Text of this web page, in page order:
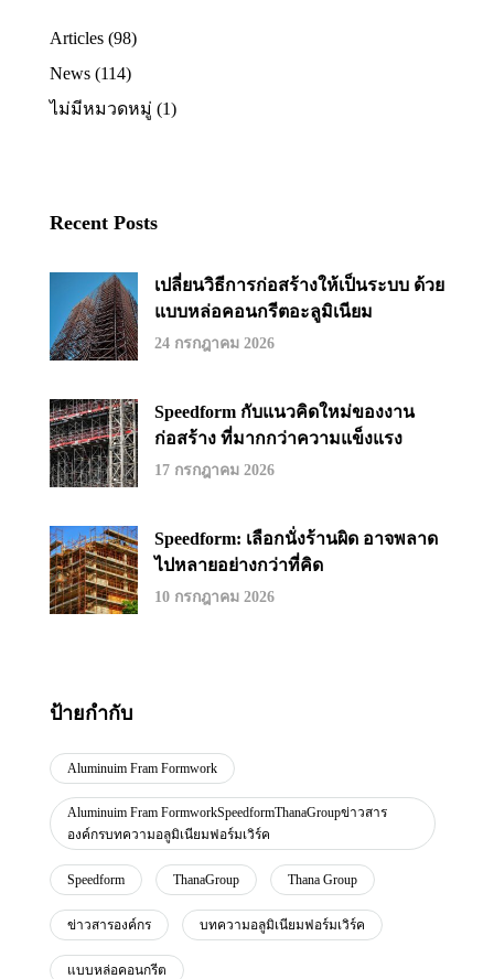
Articles (98)
News (114)
ไม่มีหมวดหมู่ (1)
Recent Posts
เปลี่ยนวิธีการก่อสร้างให้เป็นระบบ ด้วย
แบบหล่อคอนกรีตอะลูมิเนียม
24 กรกฎาคม 2026
Speedform กับแนวคิดใหม่ของงาน
ก่อสร้าง ที่มากกว่าความแข็งแรง
17 กรกฎาคม 2026
Speedform: เลือกนั่งร้านผิด อาจพลาด
ไปหลายอย่างกว่าที่คิด
10 กรกฎาคม 2026
ป้ายกำกับ
Aluminuim Fram Formwork
Aluminuim Fram FormworkSpeedformThanaGroupข่าวสาร
องค์กรบทความอลูมิเนียมฟอร์มเวิร์ค
Speedform ThanaGroup Thana Group
ข่าวสารองค์กร บทความอลูมิเนียมฟอร์มเวิร์ค
แบบหล่อคอนกรีต